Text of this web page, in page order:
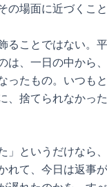
場面に近づくこと
ることではない。
は、一日の中から
ったもの。いつも
、捨てられなかっ
」というだけなら
て、今日は返事